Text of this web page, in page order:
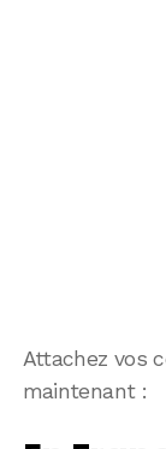
Attachez vos
maintenant :